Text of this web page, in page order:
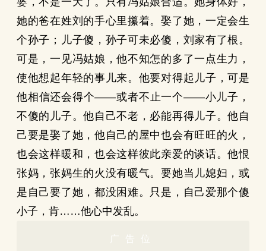
她的爸在姓刘的手心里攥着。娶了她，一定会生
个孙子；儿子傻，孙子可未必傻，刘家有了根。
可是，一见冯姑娘，他不知怎的多了一点生力，
使他想起年轻的事儿来。他要对得起儿子，可是
他相信还会得个——或者不止一个——小儿子，
不傻的儿子。他自己不老，必能再得儿子。他自
己要是娶了她，他自己的屋中也会有旺旺的火，
也会这样暖和，也会这样彼此亲爱的谈话。他恨
张妈，张妈生的火没有暖气。要她当儿媳妇，或
是自己要了她，都没困难。只是，自己爱那个傻
小子，肯……他心中发乱。
广告位